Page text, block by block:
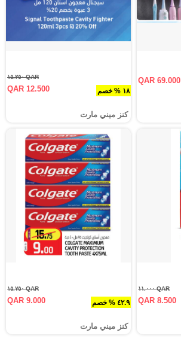
QAR 69.000
١٨ % خصم
QAR ١٥.٢٥٠
QAR 12.500
كنز ميني مارت
QAR ١١.٠٠٠
QAR 8.500 ٤٢.٩ % خصم
QAR ١٥.٧٥٠
QAR 9.000
كنز ميني مارت